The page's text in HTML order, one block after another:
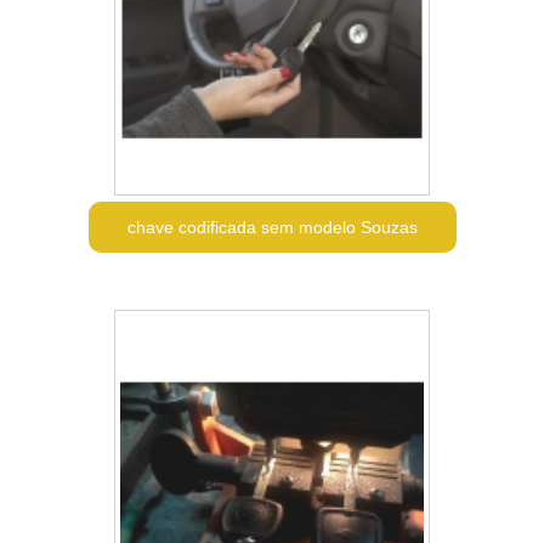
chave codificada sem modelo Souzas